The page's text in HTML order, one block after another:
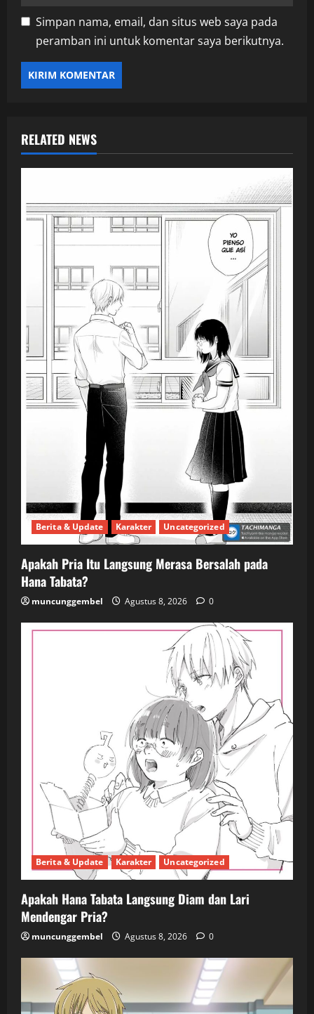
Simpan nama, email, dan situs web saya pada
peramban ini untuk komentar saya berikutnya.
RELATED NEWS
Berita & Update Karakter Uncategorized
Apakah Pria Itu Langsung Merasa Bersalah pada
Hana Tabata?
muncunggembel Agustus 8, 2026 0
Berita & Update Karakter Uncategorized
Apakah Hana Tabata Langsung Diam dan Lari
Mendengar Pria?
muncunggembel Agustus 8, 2026 0